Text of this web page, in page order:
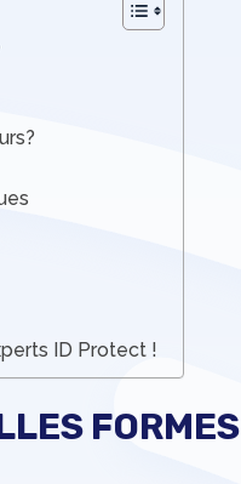
ID Protect !
FORMES